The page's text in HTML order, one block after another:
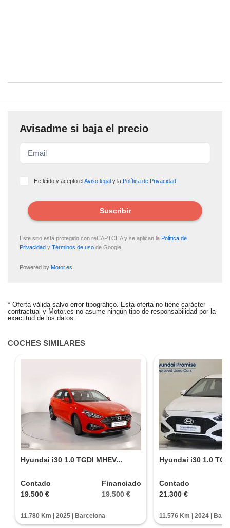
Avisadme si baja el precio
He leído y acepto elAviso legal y la Política de Privacidad
Suscribir
Este sitio está protegido con reCAPTCHA y se aplican la Política de
Privacidad y Términos de uso de Google.
Powered by Motor.es
ALERTA CREADA
Te avisaremos si el coche baja de precio.
* Oferta válida salvo error tipográfico. Esta oferta no tiene carácter
contractual y Motor.es no asume ningún tipo de responsabilidad por la
exactitud de los datos.
COCHES SIMILARES
Hyundai i30 1.0 TGDI MHEV...
Contado
19.500 €
Financiado
19.500 €
11.780 Km | 2025 | Barcelona
Hyundai i30 1.0
Contado
21.300 €
11.576 Km | 2024 |